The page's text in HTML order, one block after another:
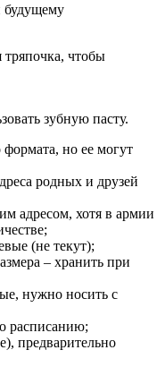
тряпочка, чтобы
зубную пасту.
но ее могут
родных и друзей
адресом, хотя в армии
(не текут);
– хранить при
нужно носить с
расписанию;
предварительно